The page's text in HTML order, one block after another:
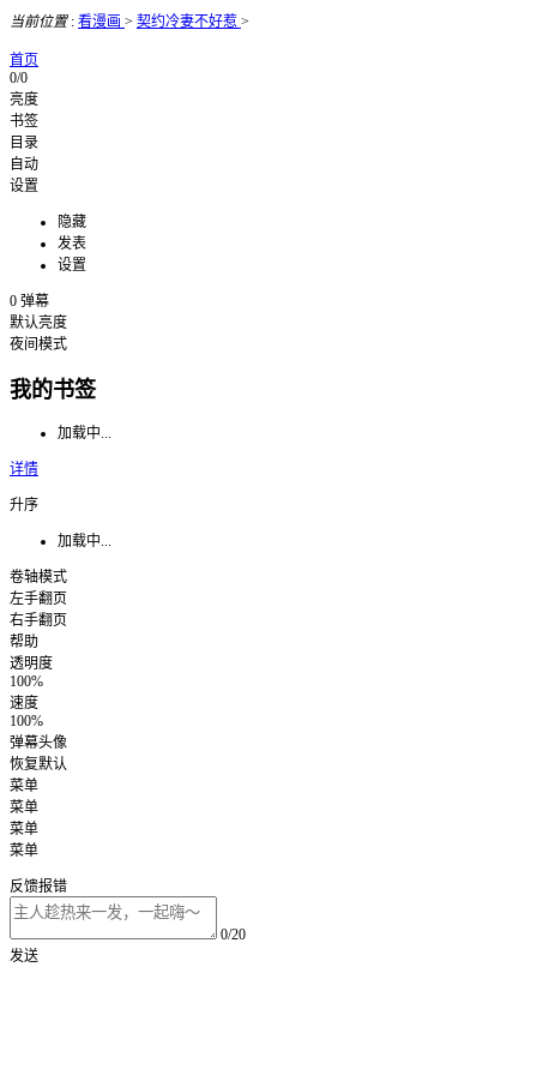
当前位置: 看漫画 > 契约冷妻不好惹 >
首页
0/0
亮度
书签
目录
自动
设置
隐藏
发表
设置
0 弹幕
默认亮度
夜间模式
我的书签
加载中...
详情
升序
加载中...
卷轴模式
左手翻页
右手翻页
帮助
透明度
100%
速度
100%
弹幕头像
恢复默认
菜单
菜单
菜单
菜单
反馈报错
0/20
发送